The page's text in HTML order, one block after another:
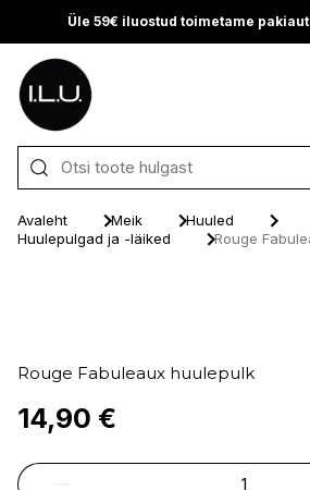
Üle 59€ iluostud toimetame
Otse sisu juurde
Avaleht Meik
Huuled
Huulepulgad ja -läiked
Rouge
Rouge Fabuleaux huulepulk
14,90 €